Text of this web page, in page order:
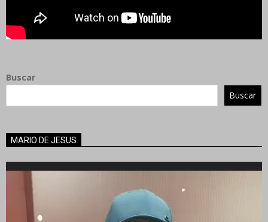
Buscar
Buscar
MARIO DE JESUS
Reproductor